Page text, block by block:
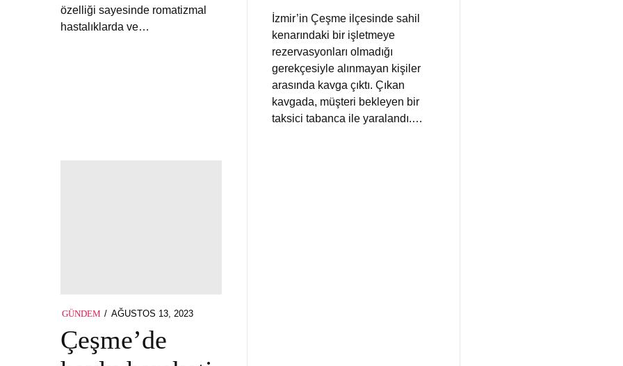
özelliği sayesinde romatizmal
hastalıklarda ve…
İzmir’in Çeşme ilçesinde sahil
kenarındaki bir işletmeye
rezervasyonları olmadığı
gerekçesiyle alınmayan kişiler
arasında kavga çıktı. Çıkan
kavgada, müşteri bekleyen bir
taksici tabanca ile yaralandı.…
GÜNDEM
POSTED
AĞUSTOS 13, 2023
Çeşme’de